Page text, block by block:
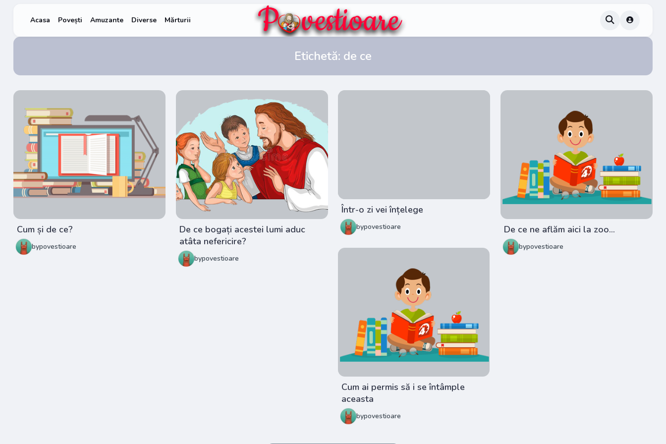
Acasa Povești Amuzante Diverse Mărturii
Etichetă: de ce
Cum și de ce?
bypovestioare
De ce bogați acestei lumi aduc
atâta nefericire?
bypovestioare
Într-o zi vei înțelege
bypovestioare De ce ne aflăm aici la zoo…
bypovestioare
Cum ai permis să i se întâmple
aceasta
bypovestioare